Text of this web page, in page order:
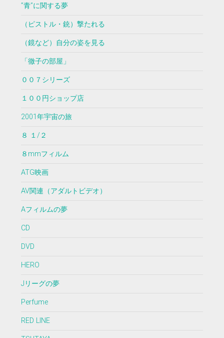
”青”に関する夢
（ピストル・銃）撃たれる
（鏡など）自分の姿を見る
「徹子の部屋」
００７シリーズ
１００円ショップ店
2001年宇宙の旅
８ １/２
８mmフィルム
ATG映画
AV関連（アダルトビデオ）
Aフィルムの夢
CD
DVD
HERO
Jリーグの夢
Perfume
RED LINE